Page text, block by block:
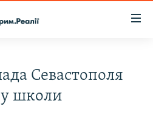
Севастополя
у школи